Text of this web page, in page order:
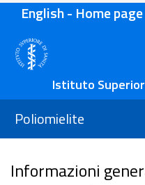
English - Home page
Istituto
Poliomielite
Informazioni